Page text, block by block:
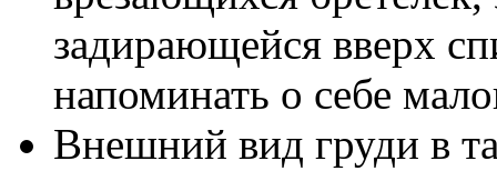
задирающейся вверх
напоминать о себе
Внешний вид груди в